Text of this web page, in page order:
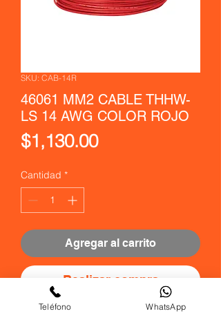
SKU: CAB-14R
46061 MM2 CABLE THHW-
LS 14 AWG COLOR ROJO
$1,130.00Precio
Cantidad *
Agregar al carrito
Realizar compra
Teléfono WhatsApp